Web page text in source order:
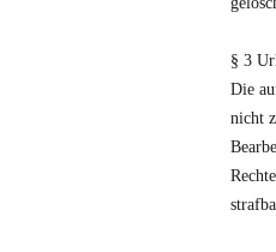
§ 3
Die
nicht